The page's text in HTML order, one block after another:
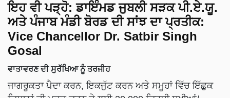
ਇਹ ਵੀ ਪੜ੍ਹੋ: ਡਾਇੰਮਡ ਜੁਬਲੀ ਸੜਕ ਪੀ.ਏ.ਯੂ.
ਅਤੇ ਪੰਜਾਬ ਮੰਡੀ ਬੋਰਡ ਦੀ ਸਾਂਝ ਦਾ ਪ੍ਰਤੀਕ:
Vice Chancellor Dr. Satbir Singh
Gosal
ਵਾਤਾਵਰਣ ਦੀ ਸੁਰੱਖਿਆ ਨੂੰ ਤਰਜੀਹ
ਜਾਗਰੂਕਤਾ ਪੈਦਾ ਕਰਨ, ਇਕਜੁੱਟ ਕਰਨ ਅਤੇ ਸਮੂਹਾਂ ਵਿੱਚ ਇੱਛੁਕ